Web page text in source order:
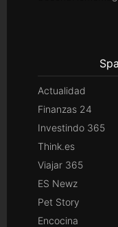
Actualidad
Finanzas 24
Investindo 365
Think.es
Viajar 365
ES Newz
Pet Story
Encocina